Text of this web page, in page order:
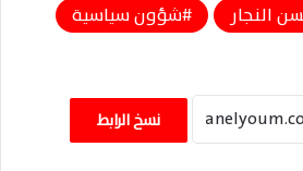
النجار
شؤون سياسية
نسخ الرابط